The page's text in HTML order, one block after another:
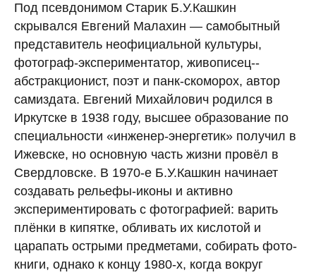
Под псевдонимом Старик Б.У.Кашкин
скрывался Евгений Малахин — самобытный
представитель неофициальной культуры,
фотограф-экспериментатор, живописец-­
абстракционист, поэт и панк-­скоморох, автор
самиздат­а. Евгений Михайлович родился в
Иркутске в 1938 году, высшее образование по
специальности «инженер-­энергетик» получил в
Ижевске, но основную часть жизни провёл в
Свердловске. В 1970-е Б.У.Кашкин начинает
создавать рельефы-иконы и активно
экспериментировать с фотографией: варить
плёнки в кипятке, обливать их кислотой и
царапать острыми предметами, собирать фото­
книги, однако к концу 1980-х, когда вокруг